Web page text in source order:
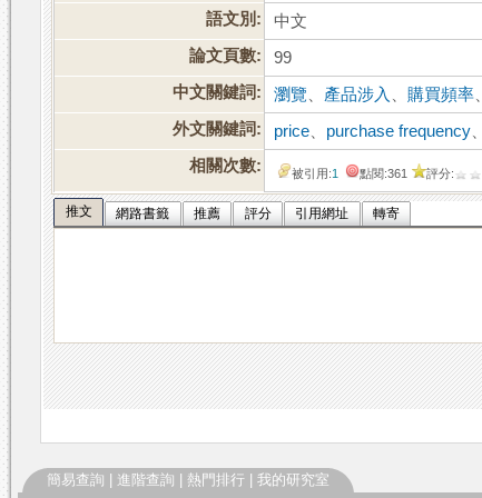
語文別:
中文
論文頁數:
99
中文關鍵詞:
瀏覽 產品涉入 購買頻率
外文關鍵詞:
price purchase frequency
相關次數:
被引用:1 點閱:361 評分:
推文 網路書籤 推薦 評分 引用網址 轉寄
簡易查詢 進階查詢 熱門排行 我的研究室